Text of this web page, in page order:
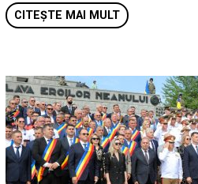
CITEȘTE MAI MULT